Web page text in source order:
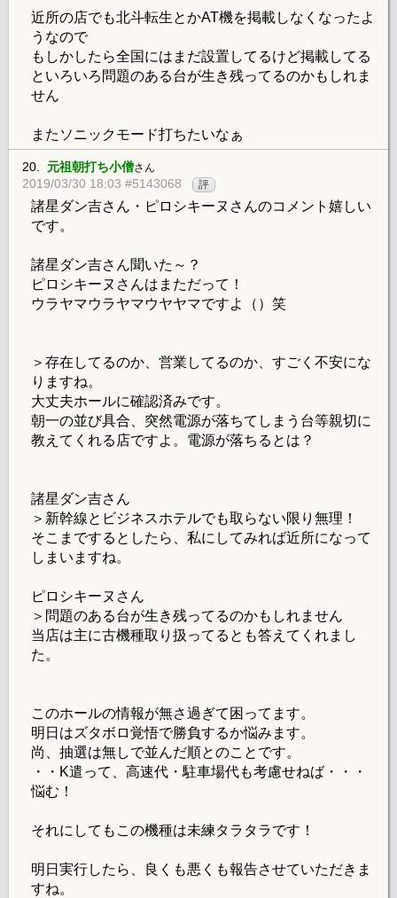
近所の店でも北斗転生とかAT機を掲載しなくなったよ
うなので
もしかしたら全国にはまだ設置してるけど掲載してる
といろいろ問題のある台が生き残ってるのかもしれま
せん
またソニックモード打ちたいなぁ
20. 元祖朝打ち小僧さん
2019/03/30 18:03 #5143068 評
諸星ダン吉さん・ピロシキーヌさんのコメント嬉しい
です。
諸星ダン吉さん聞いた～？
ピロシキーヌさんはまただって！
ウラヤマウラヤマウヤヤマですよ（）笑
＞存在してるのか、営業してるのか、すごく不安にな
りますね。
大丈夫ホールに確認済みです。
朝一の並び具合、突然電源が落ちてしまう台等親切に
教えてくれる店ですよ。電源が落ちるとは？
諸星ダン吉さん
＞新幹線とビジネスホテルでも取らない限り無理！
そこまでするとしたら、私にしてみれば近所になって
しまいますね。
ピロシキーヌさん
＞問題のある台が生き残ってるのかもしれません
当店は主に古機種取り扱ってるとも答えてくれまし
た。
このホールの情報が無さ過ぎて困ってます。
明日はズタボロ覚悟で勝負するか悩みます。
尚、抽選は無しで並んだ順とのことです。
・・K遣って、高速代・駐車場代も考慮せねば・・・
悩む！
それにしてもこの機種は未練タラタラです！
明日実行したら、良くも悪くも報告させていただきま
すね。